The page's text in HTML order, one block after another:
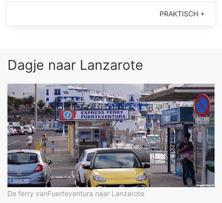
PRAKTISCH +
Dagje naar Lanzarote
De ferry vanFuerteventura naar Lanzarote